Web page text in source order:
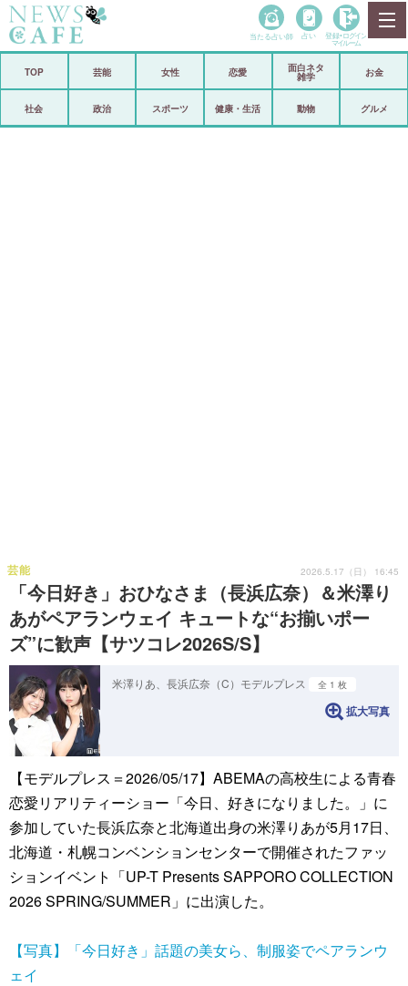
政治
当たる占い師 占い 登録• ログイン
マイルーム
TOP 芸能 女性 恋愛
面白ネタ
雑学
お金
社会 政治 スポーツ 健康・生活 動物 グルメ
「今日好き」おひなさま（長浜広奈）＆米澤り
あがペアランウェイ キュートな“お揃いポー
ズ”に歓声【サツコレ2026S/S】
芸能 2026.5.17（日） 16:45
米澤りあ、長浜広奈（C）モデルプレス 全 1 枚
拡大写真
【モデルプレス＝2026/05/17】ABEMAの高校生による青春
恋愛リアリティーショー「今日、好きになりました。」に
参加していた長浜広奈と北海道出身の米澤りあが5月17日、
北海道・札幌コンベンションセンターで開催されたファッ
ションイベント「UP-T Presents SAPPORO COLLECTION
2026 SPRING/SUMMER」に出演した。
【写真】「今日好き」話題の美女ら、制服姿でペアランウ
ェイ